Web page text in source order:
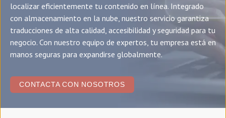
localizar eficientemente tu contenido en línea. Integrado
con almacenamiento en la nube, nuestro servicio garantiza
traducciones de alta calidad, accesibilidad y seguridad para tu
negocio. Con nuestro equipo de expertos, tu empresa está en
manos seguras para expandirse globalmente.
CONTACTA CON NOSOTROS